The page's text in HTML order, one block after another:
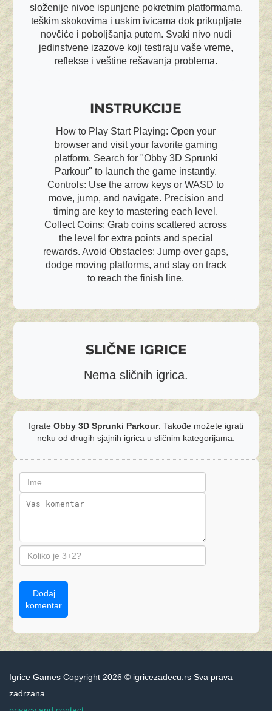
složenije nivoe ispunjene pokretnim platformama,
teškim skokovima i uskim ivicama dok prikupljate
novčiće i poboljšanja putem. Svaki nivo nudi
jedinstvene izazove koji testiraju vaše vreme,
reflekse i veštine rešavanja problema.
INSTRUKCIJE
How to Play Start Playing: Open your
browser and visit your favorite gaming
platform. Search for "Obby 3D Sprunki
Parkour" to launch the game instantly.
Controls: Use the arrow keys or WASD to
move, jump, and navigate. Precision and
timing are key to mastering each level.
Collect Coins: Grab coins scattered across
the level for extra points and special
rewards. Avoid Obstacles: Jump over gaps,
dodge moving platforms, and stay on track
to reach the finish line.
SLIČNE IGRICE
Nema sličnih igrica.
Igrate Obby 3D Sprunki Parkour. Takođe možete igrati
neku od drugih sjajnih igrica u sličnim kategorijama:
Dodaj
komentar
Igrice Games Copyright 2026 © igricezadecu.rs Sva prava
zadrzana